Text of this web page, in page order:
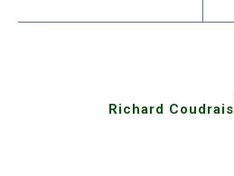
Richard Coudrais